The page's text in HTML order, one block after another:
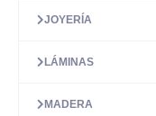
JOYERÍA
LÁMINAS
MADERA